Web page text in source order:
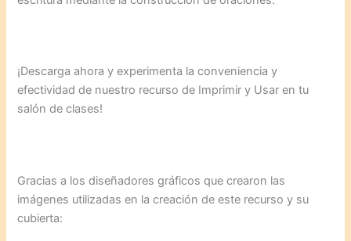
¡Descarga ahora y experimenta la conveniencia y
efectividad de nuestro recurso de Imprimir y Usar en tu
salón de clases!
Gracias a los diseñadores gráficos que crearon las
imágenes utilizadas en la creación de este recurso y su
cubierta: